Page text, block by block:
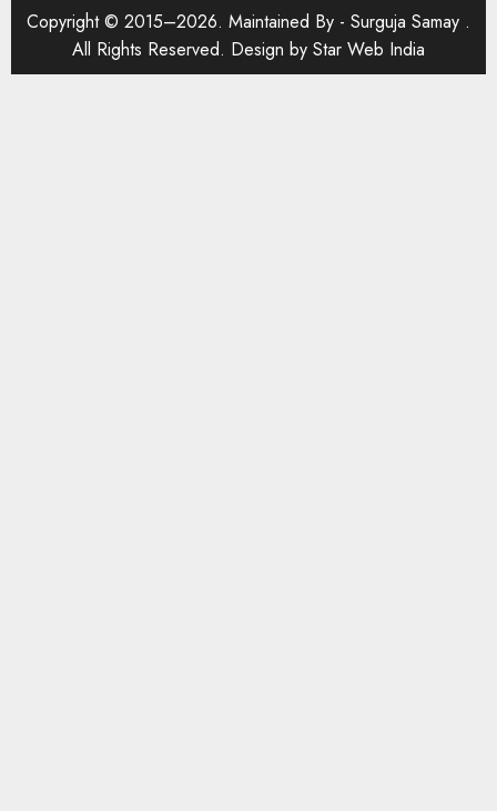
Copyright © 2015–2026. Maintained By - Surguja Samay .
All Rights Reserved. Design by Star Web India